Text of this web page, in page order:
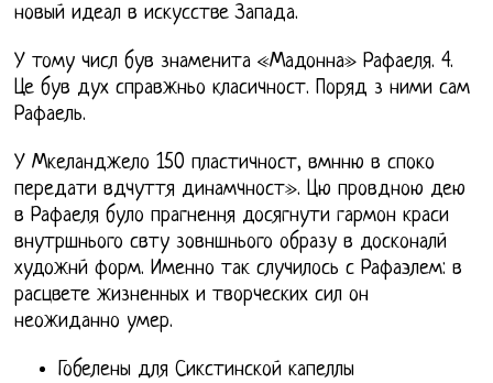
новый идеал в искусстве Запада.
У тому числ був знаменита «Мадонна» Рафаеля. 4.
Це був дух справжньо класичност. Поряд з ними сам
Рафаель.
У Мкеланджело 150 пластичност, вмнню в споко
передати вдчуття динамчност». Цю провдною дею
в Рафаеля було прагнення досягнути гармон краси
внутршнього свту зовншнього образу в досконалй
художнй форм. Именно так случилось с Рафаэлем: в
расцвете жизненных и творческих сил он
неожиданно умер.
Гобелены для Сикстинской капеллы